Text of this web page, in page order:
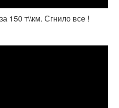
150 т\\км. Сгнило все !